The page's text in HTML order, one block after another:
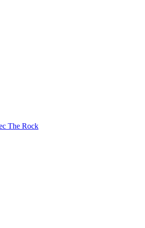
The Rock